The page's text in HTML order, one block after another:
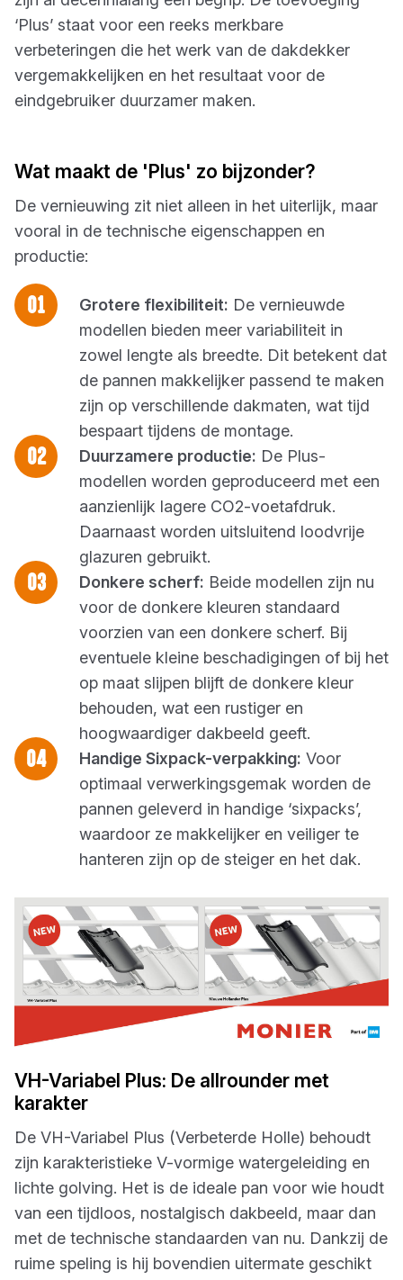
‘Plus’ staat voor een reeks merkbare
verbeteringen die het werk van de dakdekker
vergemakkelijken en het resultaat voor de
eindgebruiker duurzamer maken.
Wat maakt de 'Plus' zo bijzonder?
De vernieuwing zit niet alleen in het uiterlijk, maar
vooral in de technische eigenschappen en
productie:
Grotere flexibiliteit: De vernieuwde
modellen bieden meer variabiliteit in
zowel lengte als breedte. Dit betekent dat
de pannen makkelijker passend te maken
zijn op verschillende dakmaten, wat tijd
bespaart tijdens de montage.
Duurzamere productie: De Plus-
modellen worden geproduceerd met een
aanzienlijk lagere CO2-voetafdruk.
Daarnaast worden uitsluitend loodvrije
glazuren gebruikt.
Donkere scherf: Beide modellen zijn nu
voor de donkere kleuren standaard
voorzien van een donkere scherf. Bij
eventuele kleine beschadigingen of bij het
op maat slijpen blijft de donkere kleur
behouden, wat een rustiger en
hoogwaardiger dakbeeld geeft.
Handige Sixpack-verpakking: Voor
optimaal verwerkingsgemak worden de
pannen geleverd in handige ‘sixpacks’,
waardoor ze makkelijker en veiliger te
hanteren zijn op de steiger en het dak.
VH-Variabel Plus: De allrounder met
karakter
De VH-Variabel Plus (Verbeterde Holle) behoudt
zijn karakteristieke V-vormige watergeleiding en
lichte golving. Het is de ideale pan voor wie houdt
van een tijdloos, nostalgisch dakbeeld, maar dan
met de technische standaarden van nu. Dankzij de
ruime speling is hij bovendien uitermate geschikt